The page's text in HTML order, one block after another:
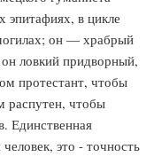
эпитафиях, в цикле
он — храбрый
ловкий придворный,
протестант, чтобы
распутен, чтобы
Единственная
это - точность